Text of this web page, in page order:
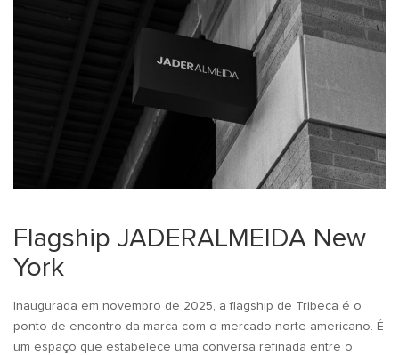
Flagship JADERALMEIDA New
York
Inaugurada em novembro de 2025, a flagship de Tribeca é o
ponto de encontro da marca com o mercado norte-americano. É
um espaço que estabelece uma conversa refinada entre o